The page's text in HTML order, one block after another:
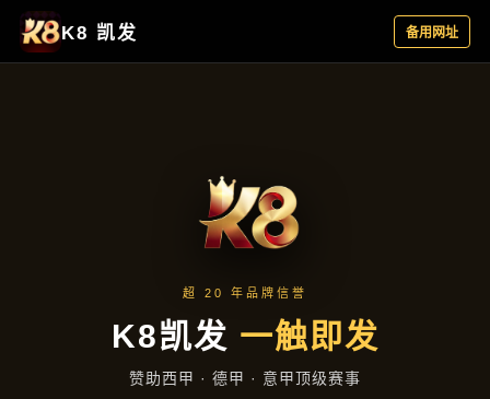
最新动态
首页 最新动态